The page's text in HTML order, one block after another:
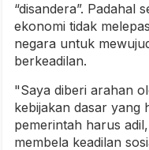
“disandera”. Padahal
ekonomi tidak
negara untuk
berkeadilan.
"Saya diberi arahan
kebijakan dasar yang
pemerintah harus
membela keadilan